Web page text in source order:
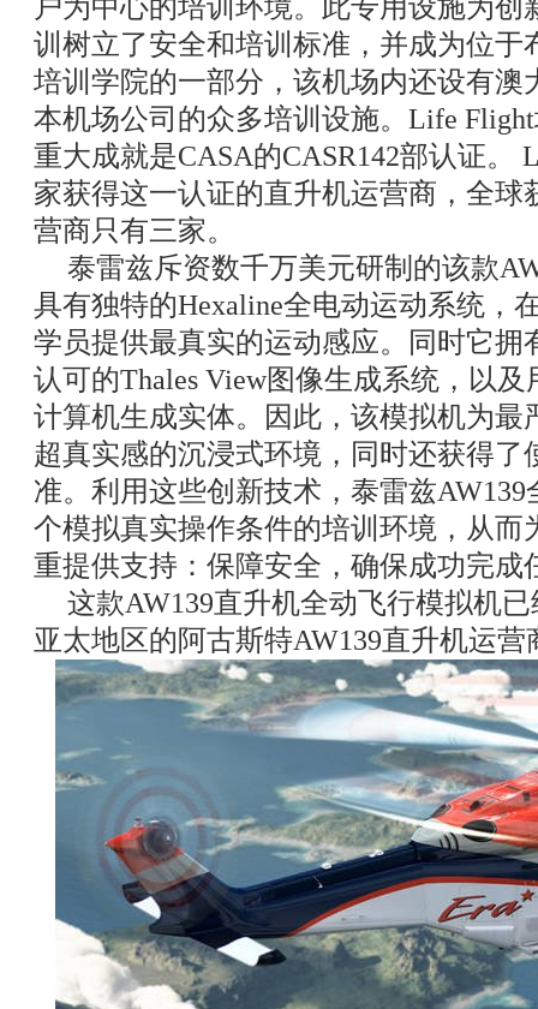
户为中心的培训环境。此专用设施为创
训树立了安全和培训标准，并成为位于
培训学院的一部分，该机场内还设有澳
本机场公司的众多培训设施。Life
重大成就是CASA的CASR142部认证。
家获得这一认证的直升机运营商，全球
营商只有三家。
泰雷兹斥资数千万美元研制的该款
具有独特的Hexaline全电动运动系统，
学员提供最真实的运动感应。同时它拥
认可的Thales View图像生成系统，以
计算机生成实体。因此，该模拟机为最
超真实感的沉浸式环境，同时还获得了
准。利用这些创新技术，泰雷兹
个模拟真实操作条件的培训环境，从而
重提供支持：保障安全，确保成功完成
这款AW139直升机全动飞行模拟机
亚太地区的阿古斯特AW139直升机运